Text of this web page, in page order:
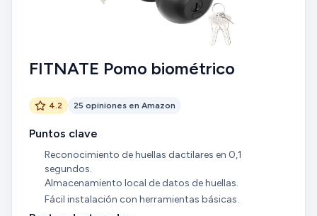
FITNATE Pomo biométrico
4.2 25 opiniones en Amazon
Puntos clave
Reconocimiento de huellas dactilares en 0,1
segundos.
Almacenamiento local de datos de huellas.
Fácil instalación con herramientas básicas.